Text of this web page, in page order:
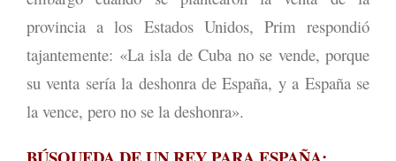
provincia a los Estados Unidos, Prim respondió
tajantemente: «La isla de Cuba no se vende, porque
su venta sería la deshonra de España, y a España se
la vence, pero no se la deshonra».